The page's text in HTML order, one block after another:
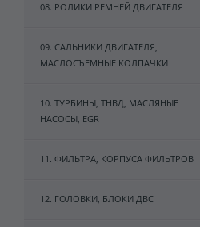
08. РОЛИКИ РЕМНЕЙ ДВИГАТЕЛЯ
09. САЛЬНИКИ ДВИГАТЕЛЯ,
МАСЛОСЪЕМНЫЕ КОЛПАЧКИ
10. ТУРБИНЫ, ТНВД, МАСЛЯНЫЕ
НАСОСЫ, EGR
11. ФИЛЬТРА, КОРПУСА ФИЛЬТРОВ
12. ГОЛОВКИ, БЛОКИ ДВС